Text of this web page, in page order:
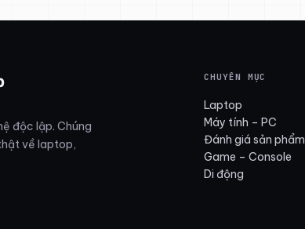
độc lập. Chúng
về laptop,
CHUYÊN MỤC
Laptop
Máy tính – PC
Đánh giá sản phẩm
Game – Console
Di động